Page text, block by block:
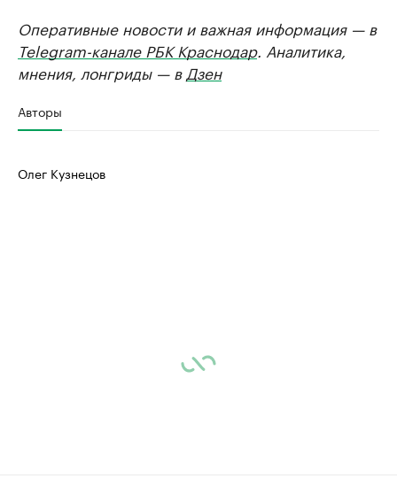
Оперативные новости и важная информация — в
Telegram-канале РБК Краснодар. Аналитика,
мнения, лонгриды — в Дзен
Авторы
Олег Кузнецов